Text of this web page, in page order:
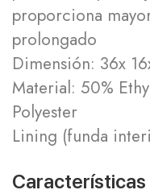
proporciona
prolongado
Dimensión: 36x
Material: 50%
Polyester
Lining (funda